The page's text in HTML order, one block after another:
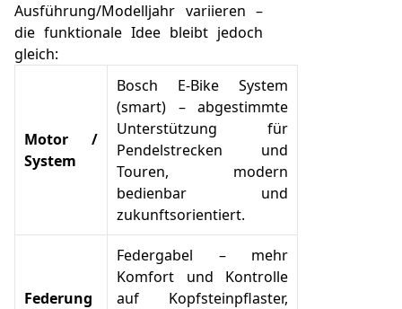
Ausführung/Modelljahr variieren –
die funktionale Idee bleibt jedoch
gleich:
Motor /
System
Bosch E-Bike System
(smart) – abgestimmte
Unterstützung für
Pendelstrecken und
Touren, modern
bedienbar und
zukunftsorientiert.
Federung
Federgabel – mehr
Komfort und Kontrolle
auf Kopfsteinpflaster,